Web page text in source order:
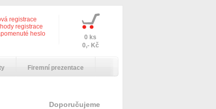
registrace
registrace
heslo
0 ks
0,- Kč
Firemní prezentace
Doporučujeme